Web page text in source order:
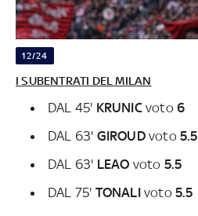
12/24
I SUBENTRATI DEL MILAN
DAL 45' KRUNICvoto6
DAL 63' GIROUDvoto5.5
DAL 63' LEAO voto 5.5
DAL 75' TONALIvoto5.5